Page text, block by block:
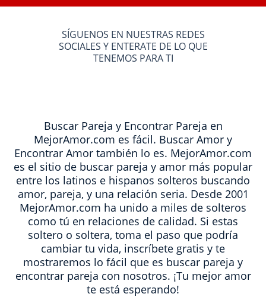
SÍGUENOS EN NUESTRAS REDES
SOCIALES Y ENTERATE DE LO QUE
TENEMOS PARA TI
Buscar Pareja y Encontrar Pareja en
MejorAmor.com es fácil. Buscar Amor y
Encontrar Amor también lo es. MejorAmor.com
es el sitio de buscar pareja y amor más popular
entre los latinos e hispanos solteros buscando
amor, pareja, y una relación seria. Desde 2001
MejorAmor.com ha unido a miles de solteros
como tú en relaciones de calidad. Si estas
soltero o soltera, toma el paso que podría
cambiar tu vida, inscríbete gratis y te
mostraremos lo fácil que es buscar pareja y
encontrar pareja con nosotros. ¡Tu mejor amor
te está esperando!